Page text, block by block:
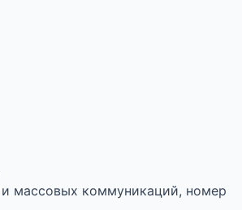
и массовых коммуникаций, номер